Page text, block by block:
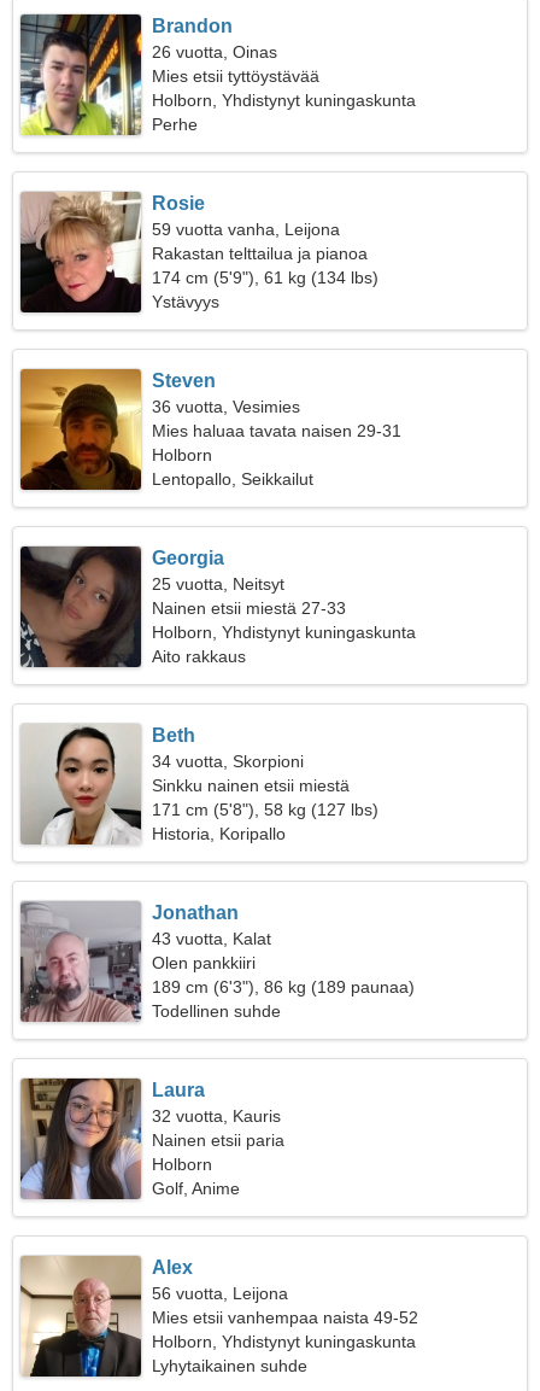
Brandon
26 vuotta, Oinas
Mies etsii tyttöystävää
Holborn, Yhdistynyt kuningaskunta
Perhe
Rosie
59 vuotta vanha, Leijona
Rakastan telttailua ja pianoa
174 cm (5'9"), 61 kg (134 lbs)
Ystävyys
Steven
36 vuotta, Vesimies
Mies haluaa tavata naisen 29-31
Holborn
Lentopallo, Seikkailut
Georgia
25 vuotta, Neitsyt
Nainen etsii miestä 27-33
Holborn, Yhdistynyt kuningaskunta
Aito rakkaus
Beth
34 vuotta, Skorpioni
Sinkku nainen etsii miestä
171 cm (5'8"), 58 kg (127 lbs)
Historia, Koripallo
Jonathan
43 vuotta, Kalat
Olen pankkiiri
189 cm (6'3"), 86 kg (189 paunaa)
Todellinen suhde
Laura
32 vuotta, Kauris
Nainen etsii paria
Holborn
Golf, Anime
Alex
56 vuotta, Leijona
Mies etsii vanhempaa naista 49-52
Holborn, Yhdistynyt kuningaskunta
Lyhytaikainen suhde